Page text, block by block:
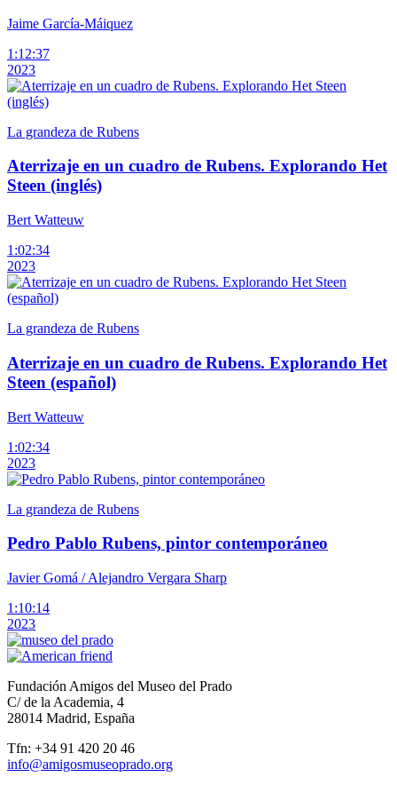
Jaime García-Máiquez
1:12:37
2023
La grandeza de Rubens
Aterrizaje en un cuadro de Rubens. Explorando Het
Steen (inglés)
Bert Watteuw
1:02:34
2023
La grandeza de Rubens
Aterrizaje en un cuadro de Rubens. Explorando Het
Steen (español)
Bert Watteuw
1:02:34
2023
La grandeza de Rubens
Pedro Pablo Rubens, pintor contemporáneo
Javier Gomá / Alejandro Vergara Sharp
1:10:14
2023
Fundación Amigos del Museo del Prado
C/ de la Academia, 4
28014 Madrid, España
Tfn: +34 91 420 20 46
info@amigosmuseoprado.org